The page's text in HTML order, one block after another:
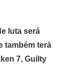
luta será
também terá
7, Guilty